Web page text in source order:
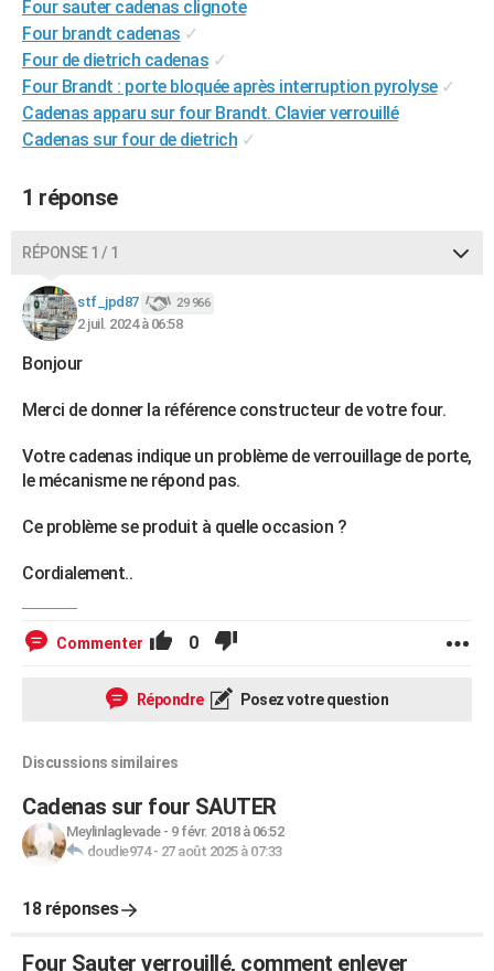
PHOTO
GUIDES D'ACHAT
BONS PLANS
Carte de Noël
Carte Bonne année
Carte Saint-Valentin
Carte Pâques
Carte d'anniversaire
DICTIONNAIRE
Dictionnaire
Biographies
Citations
Expressions
Proverbes
PROGRAMME TV
COPAINS D'AVANT
S'inscrire
Se connecter
Lycées
Collèges
Primaires
Universités
Entreprises
Service militaire
Avis de recherche
AVIS DE DÉCÈS
Four sauter cadenas clignote
Four brandt cadenas ✓
Four de dietrich cadenas ✓
Four Brandt : porte bloquée après interruption pyrolyse ✓
Cadenas apparu sur four Brandt. Clavier verrouillé
Cadenas sur four de dietrich ✓
1 réponse
RÉPONSE 1 / 1
stf_jpd87 29 966
2 juil. 2024 à 06:58
Bonjour
Merci de donner la référence constructeur de votre four.
Votre cadenas indique un problème de verrouillage de porte,
le mécanisme ne répond pas.
Ce problème se produit à quelle occasion ?
Cordialement..
Commenter 0
Répondre Posez votre question
Discussions similaires
Cadenas sur four SAUTER
Meylinlaglevade- 9 févr. 2018 à 06:52
doudie974- 27 août 2025 à 07:33
18 réponses
Four Sauter verrouillé, comment enlever